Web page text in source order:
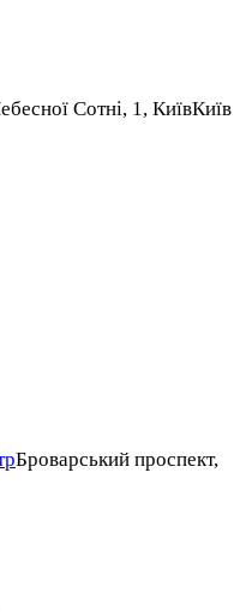
Сотні, 1, КиївКиїв
Броварський проспект,